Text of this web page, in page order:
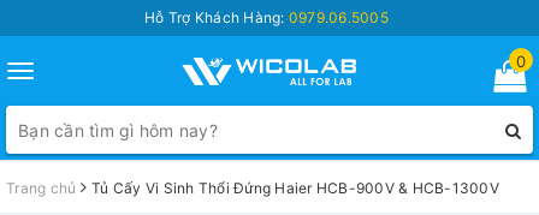
Hỗ Trợ Khách Hàng: 0979.06.5005
Toggle
navigation
0
Trang chủ Tủ Cấy Vi Sinh Thổi Đứng Haier HCB-900V & HCB-1300V